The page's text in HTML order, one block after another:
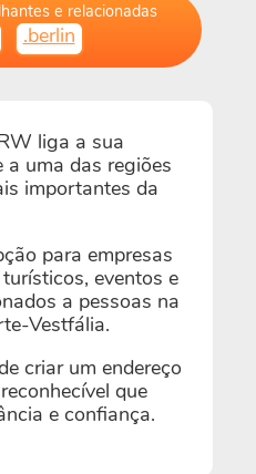
e relacionadas
.berlin
liga a sua
a uma das regiões
importantes da
para empresas
eventos e
a pessoas na
Vestfália.
criar um endereço
que
e confiança.